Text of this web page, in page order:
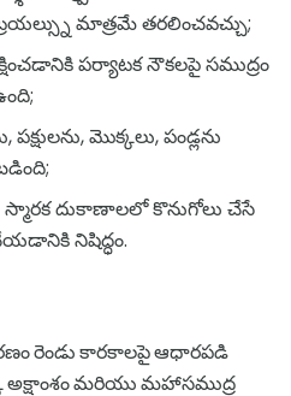
మాత్రమే తరలించవచ్చు;
పర్యాటక నౌకలపై సముద్రం
మొక్కలు, పండ్లను
స్మారక దుకాణాలలో కొనుగోలు చేసే
నిషిద్ధం.
రెండు కారకాలపై ఆధారపడి
మరియు మహాసముద్ర